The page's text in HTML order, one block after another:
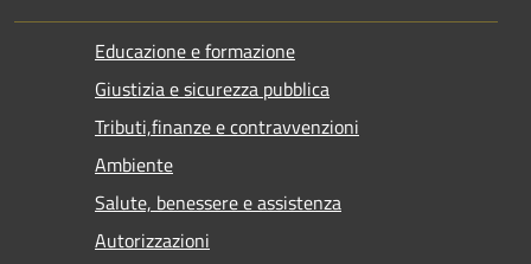
Educazione e formazione
Giustizia e sicurezza pubblica
Tributi,finanze e contravvenzioni
Ambiente
Salute, benessere e assistenza
Autorizzazioni